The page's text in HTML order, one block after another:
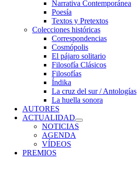
Narrativa Contemporánea
Poesía
Textos y Pretextos
Colecciones históricas
Correspondencias
Cosmópolis
El pájaro solitario
Filosofía Clásicos
Filosofías
Índika
La cruz del sur / Antologías
La huella sonora
AUTORES
ACTUALIDAD
NOTICIAS
AGENDA
VÍDEOS
PREMIOS